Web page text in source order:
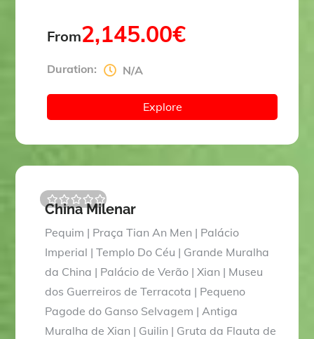
From2,145.00€
Duration: N/A
Explore
0
u
o
f
5
China Milenar
Pequim | Praça Tian An Men | Palácio
Imperial | Templo Do Céu | Grande Muralha
da China | Palácio de Verão | Xian | Museu
dos Guerreiros de Terracota | Pequeno
Pagode do Ganso Selvagem | Antiga
Muralha de Xian | Guilin | Gruta da Flauta de